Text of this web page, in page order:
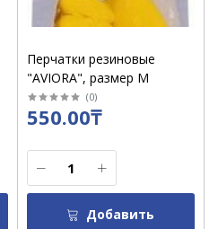
Перчатки резиновые
"AVIORA", размер М
(0)
550.00₸
Добавить